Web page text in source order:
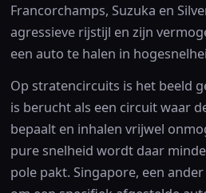
Francorchamps, Suzuka en
agressieve rijstijl en zijn
een auto te halen in
Op stratencircuits is het beeld
is berucht als een circuit waar
bepaalt en inhalen vrijwel
pure snelheid wordt daar
pole pakt. Singapore, een